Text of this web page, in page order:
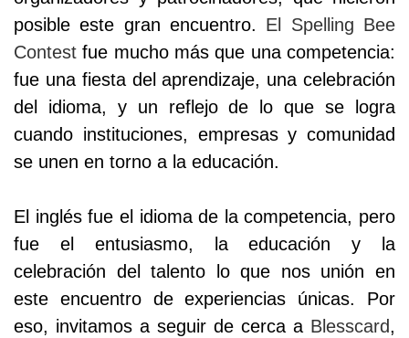
posible este gran encuentro. El Spelling Bee
Contest fue mucho más que una competencia:
fue una fiesta del aprendizaje, una celebración
del idioma, y un reflejo de lo que se logra
cuando instituciones, empresas y comunidad
se unen en torno a la educación.
El inglés fue el idioma de la competencia, pero
fue el entusiasmo, la educación y la
celebración del talento lo que nos unión en
este encuentro de experiencias únicas. Por
eso, invitamos a seguir de cerca a Blesscard,